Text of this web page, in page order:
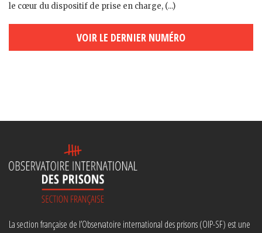
le cœur du dispositif de prise en charge, (...)
VOIR LE DERNIER NUMÉRO
La section française de l’Observatoire international des prisons (OIP-SF) est une